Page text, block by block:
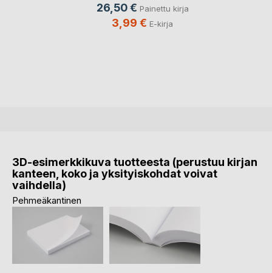
26,50 € Painettu kirja
3,99 € E-kirja
3D-esimerkkikuva tuotteesta (perustuu kirjan
kanteen, koko ja yksityiskohdat voivat
vaihdella)
Pehmeäkantinen